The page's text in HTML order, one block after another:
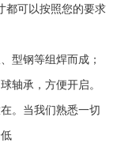
都可以按照您的要求
型钢等组焊而成；
轴承，方便开启。
。当我们熟悉一切